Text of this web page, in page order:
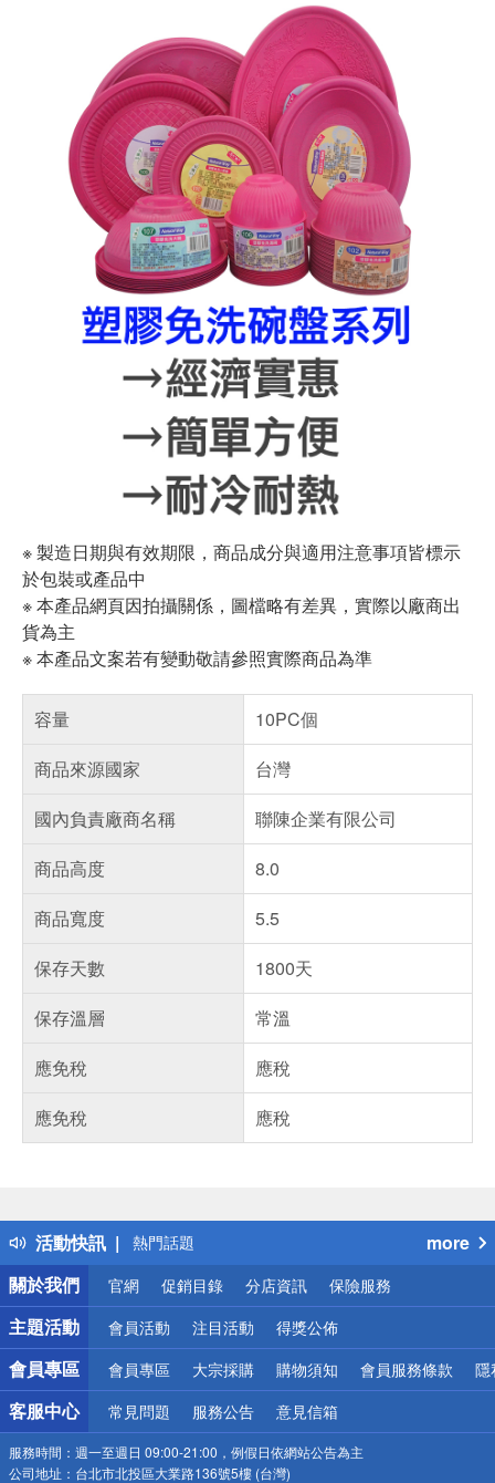
※ 製造日期與有效期限，商品成分與適用注意事項皆標示
於包裝或產品中
※ 本產品網頁因拍攝關係，圖檔略有差異，實際以廠商出
貨為主
※ 本產品文案若有變動敬請參照實際商品為準
容量
10PC個
商品來源國家
台灣
國內負責廠商名稱
聯陳企業有限公司
商品高度
8.0
商品寬度
5.5
保存天數
1800天
保存溫層
常溫
應免稅
應稅
應免稅
應稅
活動快訊
得獎公告
熱門話題
銀行優惠
偏遠地區配送
詐騙網頁！請小心！
more
關於我們
官網 促銷目錄 分店資訊 保險服務
主題活動 會員活動 注目活動 得獎公佈
會員專區 會員專區 大宗採購 購物須知 會員服務條款 隱
客服中心 常見問題 服務公告 意見信箱
服務時間： 週一至週日 09:00-21:00，例假日依網站公告為主
公司地址： 台北市北投區大業路136號5樓 (台灣)